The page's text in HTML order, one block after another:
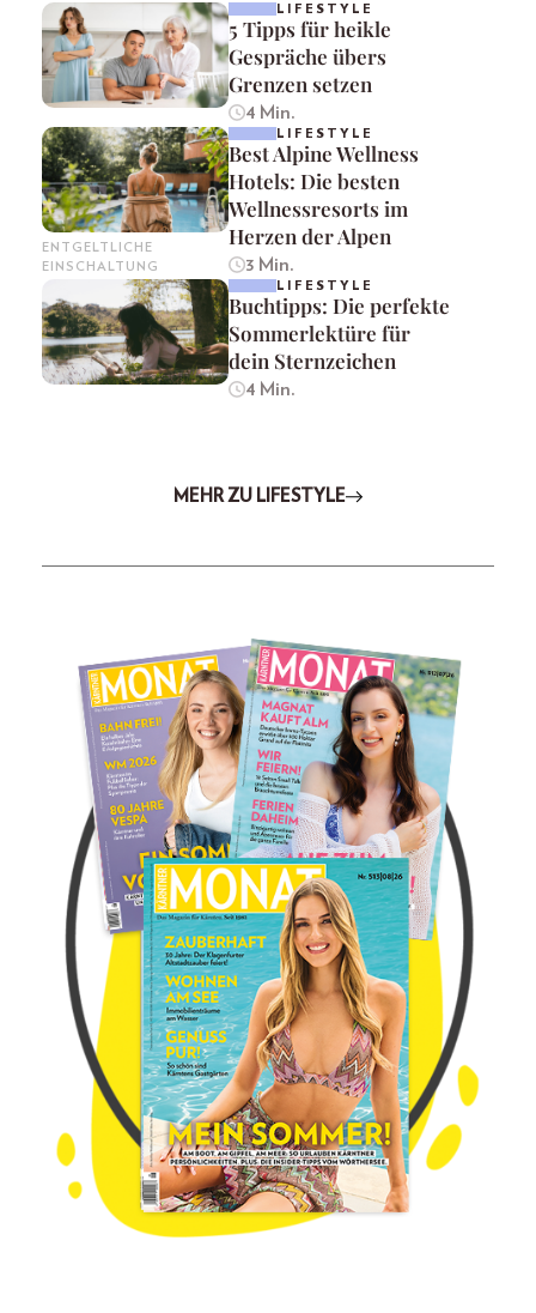
LIFESTYLE
5 Tipps für heikle
Gespräche übers
Grenzen setzen
4 Min.
ENTGELTLICHE
EINSCHALTUNG
LIFESTYLE
Best Alpine Wellness
Hotels: Die besten
Wellnessresorts im
Herzen der Alpen
3 Min.
LIFESTYLE
Buchtipps: Die perfekte
Sommerlektüre für
dein Sternzeichen
4 Min.
MEHR ZU LIFESTYLE